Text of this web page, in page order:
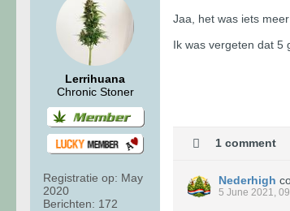
Lerrihuana
Chronic Stoner
Registratie op: May
2020
Berichten: 172
Jaa, het was iets
Ik was vergeten dat 5
1 comment
Nederhigh
5 June 2021,